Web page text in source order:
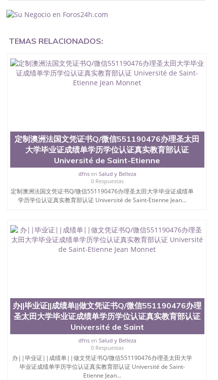
了怎么办, 没有正常毕业怎么办理毕业证,没毕业可以
外551190476您是否因没正常毕业而导致回国得不到
怎么办551190476找工作没有文凭怎么办,怎么办理本
科/研究生文凭551190476如何办理本科/硕士毕业证
551190476网上买文凭可靠吗551190476哪里可以买
国外文凭551190476国外本科毕业证怎么办理
加拿大毕业证551190476申请学校办理假的毕业证成
绩单可以吗551190476哪里可以办理水印成绩单
551190476哪里可以修改成绩单GPA分数551190476
假毕业证能查出来吗551190476假文凭网上能查到吗
551190476 如何拿到国外毕业证QQ微信551190476办
假大学毕业证QQ微信551190476国外毕业证去哪认证
QQ微信551190476找毕业证封皮QQ微信551190476国
外毕业证外壳定制QQ微信551190476快速代办国外毕
文凭回国认证QQ微信551190476泰国文凭办理QQ微
信551190476法国留学回国证明QQ微信551190476 国
外烫金照片QQ微信551190476外国文凭在中国有用吗
QQ微信551190476德国留学回国证明QQ微信
551190476国外大学文凭真制作QQ微信551190476办
国外文凭可找工作QQ微信551190476国外大学有毕业
证QQ微信551190476办理国外毕业证价格QQ微信
551190476国外编号查询QQ微信551190476办理国外
文凭要交定金吗QQ微信551190476办国外可查文凭
QQ微信551190476网上购买真文凭可信吗QQ微信
551190476学士学位证书查询机构QQ微信551190476
国外资格证书办理QQ微信551190476如何办理学历认
证QQ微信551190476海外文凭认证办理QQ微信
TEMAS RELACIONADOS:
定制澳洲法国文凭证书Q/微信551190476办理圣太田
大学毕业证成绩单学历学位认证真实教育部认证
Université de Saint-Etienne
dfnsen Salud y Belleza
0 Respuestas
定制澳洲法国文凭证书Q/微信551190476办理圣太田大学毕业证成绩单
学历学位认证真实教育部认证 Université de Saint-Etienne Jean...
办||毕业证||成绩单||做文凭证书Q/微信551190476办理
圣太田大学毕业证成绩单学历学位认证真实教育部认证
Université de Saint
dfnsen Salud y Belleza
0 Respuestas
办||毕业证||成绩单||做文凭证书Q/微信551190476办理圣太田大学
毕业证成绩单学历学位认证真实教育部认证 Université de Saint-
Etienne Jean...